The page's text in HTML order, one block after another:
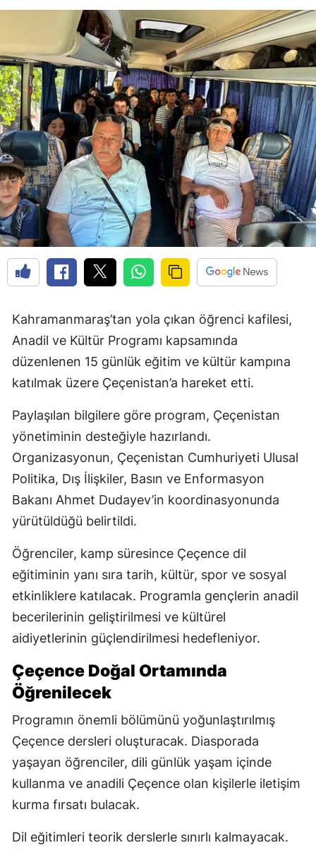
Kahramanmaraş’tan yola çıkan öğrenci kafilesi,
Anadil ve Kültür Programı kapsamında
düzenlenen 15 günlük eğitim ve kültür kampına
katılmak üzere Çeçenistan’a hareket etti.
Paylaşılan bilgilere göre program, Çeçenistan
yönetiminin desteğiyle hazırlandı.
Organizasyonun, Çeçenistan Cumhuriyeti Ulusal
Politika, Dış İlişkiler, Basın ve Enformasyon
Bakanı Ahmet Dudayev’in koordinasyonunda
yürütüldüğü belirtildi.
Öğrenciler, kamp süresince Çeçence dil
eğitiminin yanı sıra tarih, kültür, spor ve sosyal
etkinliklere katılacak. Programla gençlerin anadil
becerilerinin geliştirilmesi ve kültürel
aidiyetlerinin güçlendirilmesi hedefleniyor.
Çeçence Doğal Ortamında
Öğrenilecek
Programın önemli bölümünü yoğunlaştırılmış
Çeçence dersleri oluşturacak. Diasporada
yaşayan öğrenciler, dili günlük yaşam içinde
kullanma ve anadili Çeçence olan kişilerle iletişim
kurma fırsatı bulacak.
Dil eğitimleri teorik derslerle sınırlı kalmayacak.